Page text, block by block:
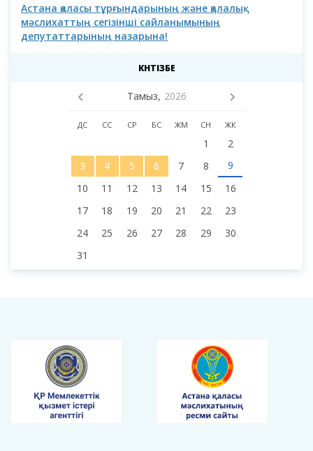
Астана қаласы тұрғындарының және қалалық
мәслихаттың сегізінші сайланымының
депутаттарының назарына!
КҮНТІЗБЕ
Тамыз, 2026
ДС СС СР БС ЖМ СН ЖК
1
2
3
4 5 6 7 8
9
10
11 12 13 14 15
16
17
18 19 20 21 22
23
24
25 26 27 28 29
30
31